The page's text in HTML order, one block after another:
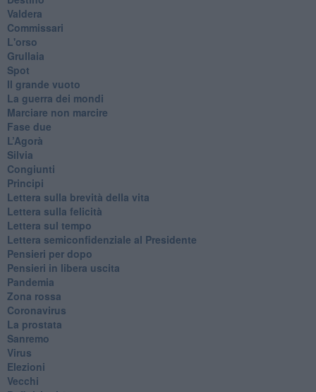
Valdera
Commissari
L'orso
Grullaia
Spot
​Il grande vuoto
​La guerra dei mondi
Marciare non marcire
Fase due
L’Agorà
Silvia
Congiunti
Principi
​Lettera sulla brevità della vita
​Lettera sulla felicità
​Lettera sul tempo
Lettera semiconfidenziale al Presidente
Pensieri per dopo
​Pensieri in libera uscita
Pandemia
Zona rossa
Coronavirus
La prostata
Sanremo
Virus
Elezioni
Vecchi